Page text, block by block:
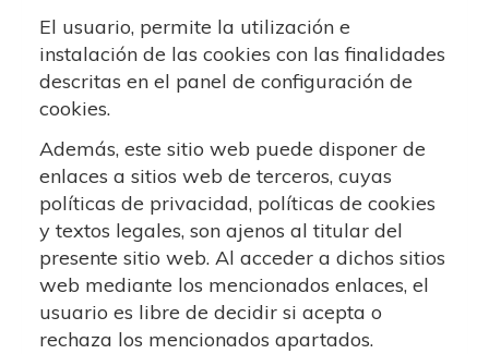
El usuario, permite la utilización e
instalación de las cookies con las finalidades
descritas en el panel de configuración de
cookies.
Además, este sitio web puede disponer de
enlaces a sitios web de terceros, cuyas
políticas de privacidad, políticas de cookies
y textos legales, son ajenos al titular del
presente sitio web. Al acceder a dichos sitios
web mediante los mencionados enlaces, el
usuario es libre de decidir si acepta o
rechaza los mencionados apartados.